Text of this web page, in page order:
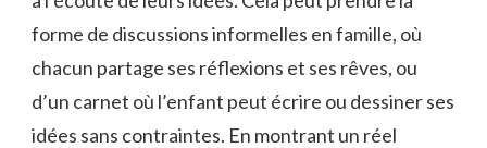
‍forme de ​discussions informelles‍ en famille, ‍où
chacun partage ses réflexions‌ et ses rêves, ‍ou
d’un carnet où l’enfant peut⁤ écrire ou dessiner ses‌
idées⁢ sans contraintes. En ⁣montrant un réel ​